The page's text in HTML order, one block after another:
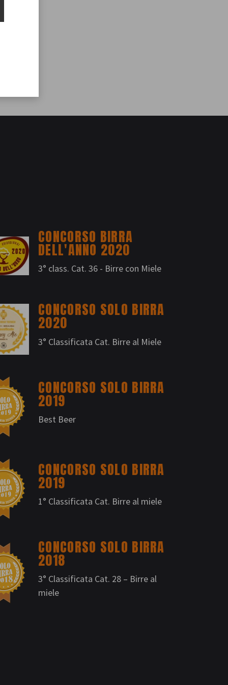
CONCORSO BIRRA
DELL'ANNO 2020
3° class. Cat. 36 - Birre con Miele
CONCORSO SOLO BIRRA
2020
3° Classificata Cat. Birre al Miele
CONCORSO SOLO BIRRA
2019
Best Beer
CONCORSO SOLO BIRRA
2019
1° Classificata Cat. Birre al miele
CONCORSO SOLO BIRRA
2018
3° Classificata Cat. 28 – Birre al
miele